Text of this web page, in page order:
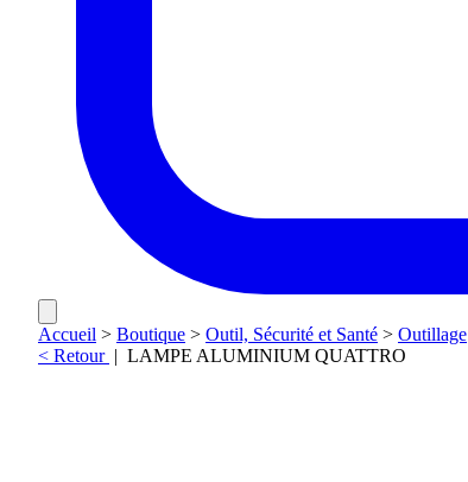
Accueil > Boutique > Outil, Sécurité et Santé > Outillage
< Retour | LAMPE ALUMINIUM QUATTRO